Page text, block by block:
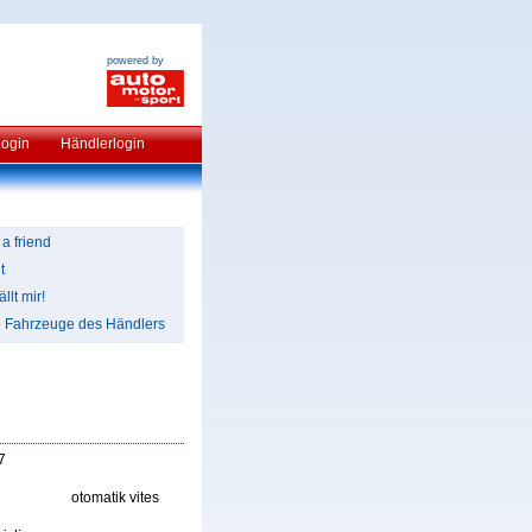
powered by
Händlerlogin
friend
mir!
Fahrzeuge des Händlers
otomatik vites